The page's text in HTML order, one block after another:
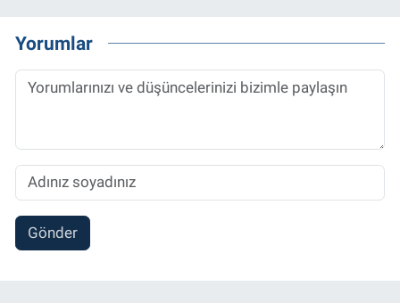
Yorumlar
Gönder